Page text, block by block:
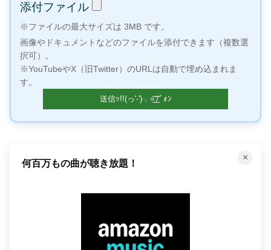
添付ファイル
※ファイルの最大サイズは 3MB です。
画像やドキュメントなどのファイルを添付できます（複数選
択可）。
※YouTubeやX（旧Twitter）のURLは自動で埋め込まれま
す。
×
何百万もの曲が聴き放題！